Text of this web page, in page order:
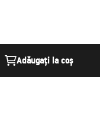
Adăugați la coș